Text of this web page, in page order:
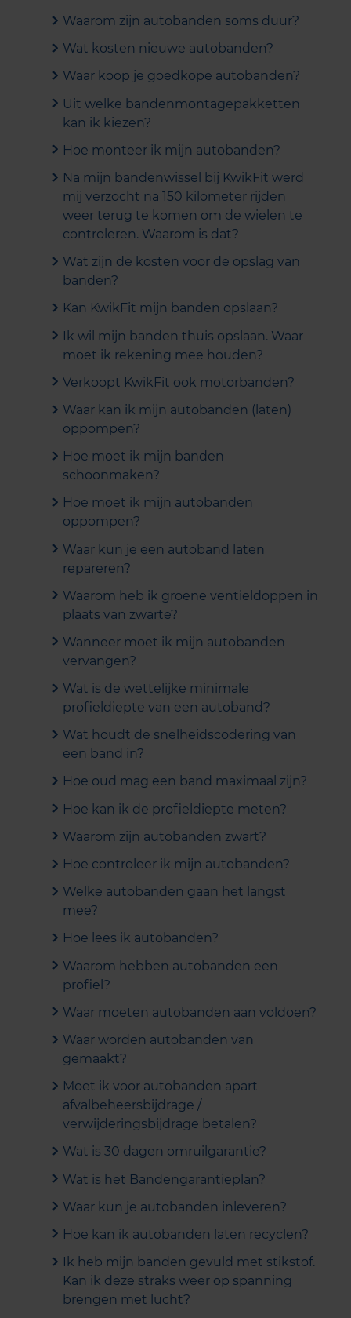
Waarom zijn autobanden soms duur?
Wat kosten nieuwe autobanden?
Waar koop je goedkope autobanden?
Uit welke bandenmontagepakketten
kan ik kiezen?
Hoe monteer ik mijn autobanden?
Na mijn bandenwissel bij KwikFit werd
mij verzocht na 150 kilometer rijden
weer terug te komen om de wielen te
controleren. Waarom is dat?
Wat zijn de kosten voor de opslag van
banden?
Kan KwikFit mijn banden opslaan?
Ik wil mijn banden thuis opslaan. Waar
moet ik rekening mee houden?
Verkoopt KwikFit ook motorbanden?
Waar kan ik mijn autobanden (laten)
oppompen?
Hoe moet ik mijn banden
schoonmaken?
Hoe moet ik mijn autobanden
oppompen?
Waar kun je een autoband laten
repareren?
Waarom heb ik groene ventieldoppen in
plaats van zwarte?
Wanneer moet ik mijn autobanden
vervangen?
Wat is de wettelijke minimale
profieldiepte van een autoband?
Wat houdt de snelheidscodering van
een band in?
Hoe oud mag een band maximaal zijn?
Hoe kan ik de profieldiepte meten?
Waarom zijn autobanden zwart?
Hoe controleer ik mijn autobanden?
Welke autobanden gaan het langst
mee?
Hoe lees ik autobanden?
Waarom hebben autobanden een
profiel?
Waar moeten autobanden aan voldoen?
Waar worden autobanden van
gemaakt?
Moet ik voor autobanden apart
afvalbeheersbijdrage /
verwijderingsbijdrage betalen?
Wat is 30 dagen omruilgarantie?
Wat is het Bandengarantieplan?
Waar kun je autobanden inleveren?
Hoe kan ik autobanden laten recyclen?
Ik heb mijn banden gevuld met stikstof.
Kan ik deze straks weer op spanning
brengen met lucht?